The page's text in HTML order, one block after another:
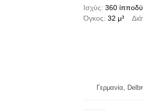
Ισχύς 360
Όγκος 32 μ³
Γερμανία,